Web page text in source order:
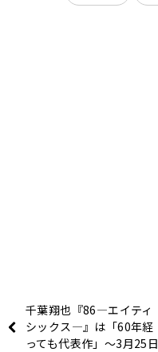
千葉翔也『86―エイティ
シックス―』は「60年経
っても代表作」〜3月25日